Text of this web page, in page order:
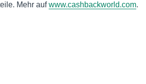
Mehr aufwww.cashbackworld.com.